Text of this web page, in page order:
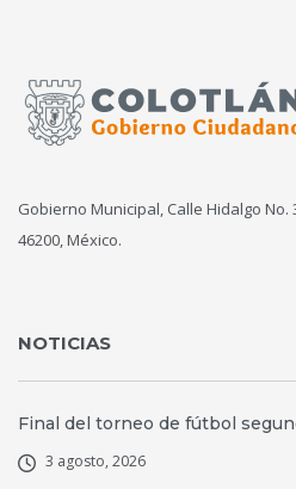
Gobierno Municipal, Calle Hidalgo No.
46200, México.
NOTICIAS
Final del torneo de fútbol
3 agosto, 2026